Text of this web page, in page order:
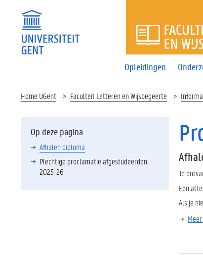
Opleidingen
Home UGent Faculteit Letteren en Wijsbegeerte
Op deze pagina
Afhalen diploma
Plechtige proclamatie afgestudeerden
2025-26
Je
Een
Als je